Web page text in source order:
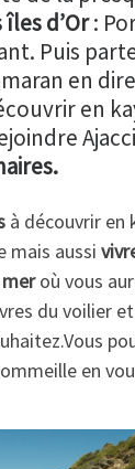
d’Or:
Puis
en
en
à découvrir en
mais aussi
où vous
du voilier
en